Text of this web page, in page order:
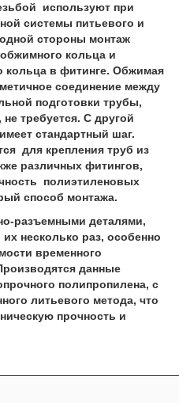
используют при
системы питьевого и
стороны монтаж
кольца и
кольца в фитинге. Обжимая
соединение между
подготовки трубы,
требуется. С другой
стандартный шаг.
для крепления труб из
различных фитингов,
полиэтиленовых
способ монтажа.
разъемными деталями,
несколько раз, особенно
временного
данные
полипропилена, с
литьевого метода, что
прочность и